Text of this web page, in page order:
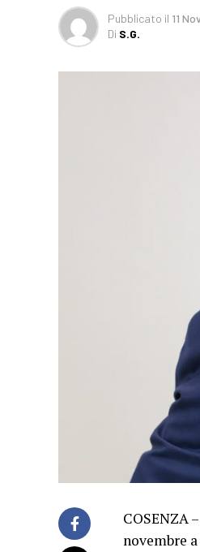
Pubblicato il 11
Di S.G.
COSENZA
novembre